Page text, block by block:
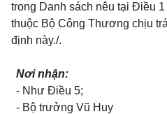
trong Danh sách nêu tại Điều
thuộc Bộ Công Thương chịu
định này./.
Nơi nhận:
- Như Điều 5;
- Bộ trưởng Vũ Huy